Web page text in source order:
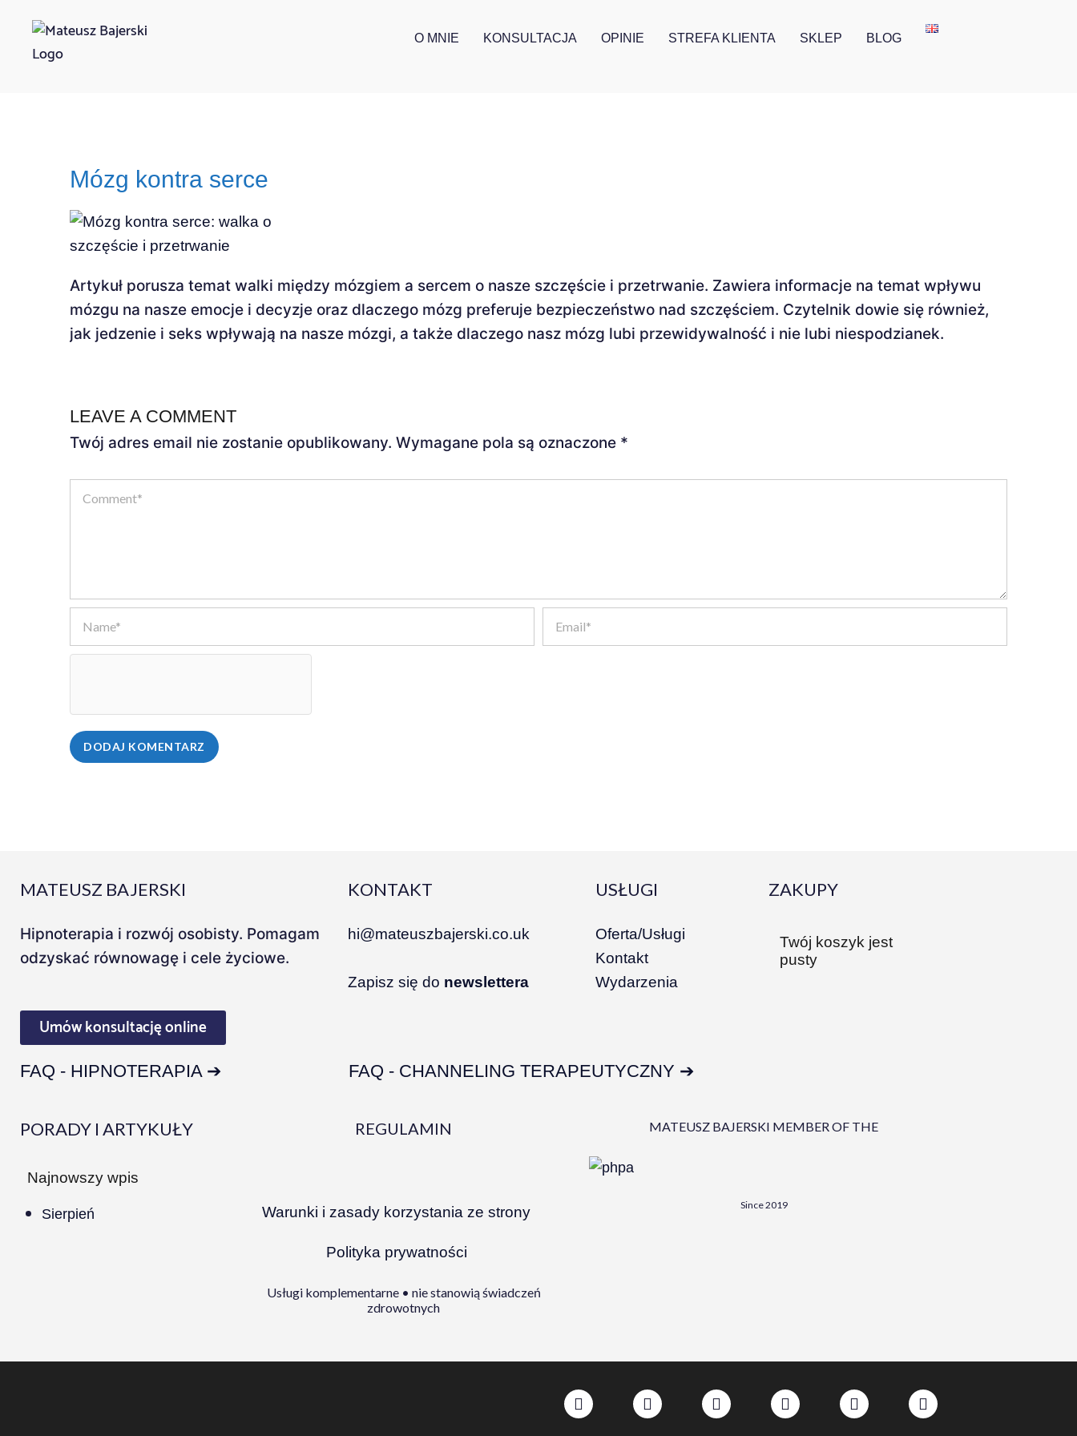
O MNIE KONSULTACJA OPINIE STREFA KLIENTA SKLEP BLOG
Mózg kontra serce
Artykuł porusza temat walki między mózgiem a sercem o nasze szczęście i przetrwanie. Zawiera informacje na temat wpływu
mózgu na nasze emocje i decyzje oraz dlaczego mózg preferuje bezpieczeństwo nad szczęściem. Czytelnik dowie się również,
jak jedzenie i seks wpływają na nasze mózgi, a także dlaczego nasz mózg lubi przewidywalność i nie lubi niespodzianek.
LEAVE A COMMENT
Twój adres email nie zostanie opublikowany. Wymagane pola są oznaczone *
MATEUSZ BAJERSKI
Hipnoterapia i rozwój osobisty. Pomagam
odzyskać równowagę i cele życiowe.
Umów konsultację online
KONTAKT
hi@mateuszbajerski.co.uk
Zapisz się do newslettera
USŁUGI
Oferta/Usługi
Kontakt
Wydarzenia
ZAKUPY
Twój koszyk jest
pusty
FAQ - HIPNOTERAPIA ➔ FAQ - CHANNELING TERAPEUTYCZNY ➔
PORADY I ARTYKUŁY
Najnowszy wpis
Sierpień
REGULAMIN
Warunki i zasady korzystania ze strony
Polityka prywatności
Usługi komplementarne • nie stanowią świadczeń
zdrowotnych
MATEUSZ BAJERSKI MEMBER OF THE
Since 2019